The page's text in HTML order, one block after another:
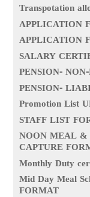
Transpotation
APPLICATION
APPLICATION
SALARY
PENSION-
PENSION-
Promotion List
STAFF LIST
NOON MEAL &
CAPTURE
Monthly Duty
Mid Day Meal
FORMAT